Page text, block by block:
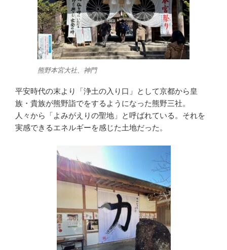
熊野本宮大社、神門
平安時代の末より「浄土の入り口」として京都から皇
族・貴族が熊野詣でをするようになった熊野三社。
人々から「よみがえりの聖地」と呼ばれている。それを
実感できるエネルギーを感じた土地だった。